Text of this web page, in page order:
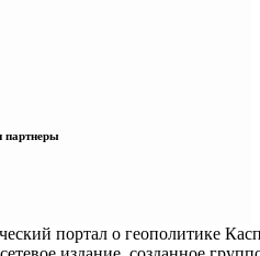
портал о геополитике